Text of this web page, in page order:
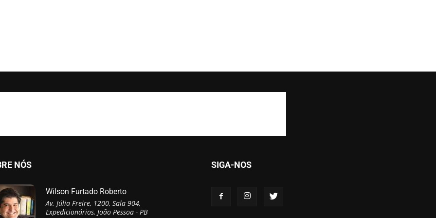
NÓS
Wilson Furtado Roberto
Av. Júlia Freire, 1200, Sala 904,
Expedicionários, João Pessoa - PB
SIGA-NOS